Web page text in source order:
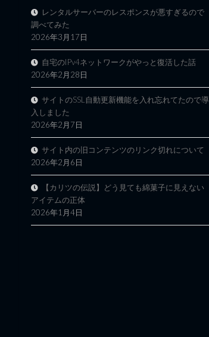
レンタルサーバーのレスポンスが悪すぎるので
調べてみた
2026年3月17日
自宅のIPv4ネットワークがやっと復活した話
2026年2月28日
サイトのSSL自動更新機能を入れ忘れてたので導
入しました
2026年2月7日
サイト内の旧コンテンツのリンク切れについて
2026年2月6日
【カリツの伝説】どう見ても綿菓子に見えない
アイテムの正体
2026年1月4日